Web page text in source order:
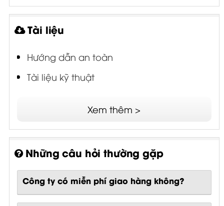
Tài liệu
Hướng dẫn an toàn
Tài liệu kỹ thuật
Xem thêm >
Những câu hỏi thường gặp
Công ty có miễn phí giao hàng không?